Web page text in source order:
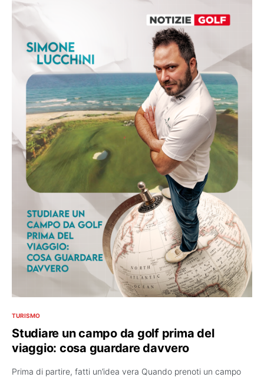
TURISMO
Studiare un campo da golf prima del
viaggio: cosa guardare davvero
Prima di partire, fatti un’idea vera Quando prenoti un campo